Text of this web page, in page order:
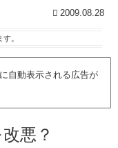
2009.08.28
。
自動表示される広告が
悪？